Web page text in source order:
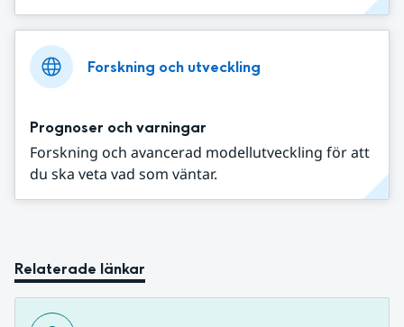
Forskning och utveckling
Prognoser och varningar
Forskning och avancerad modellutveckling för att
du ska veta vad som väntar.
Relaterade länkar